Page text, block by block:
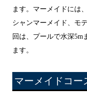
ます。マーメイドには
シャンマーメイド、モ
回は、プールで水深5m
ます。
マーメイドコー